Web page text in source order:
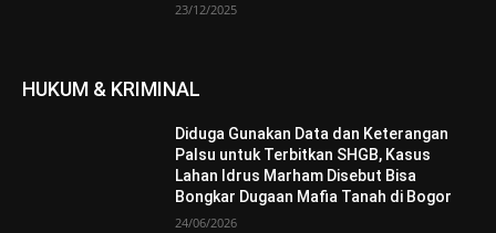
23/12/2025
HUKUM & KRIMINAL
Diduga Gunakan Data dan Keterangan
Palsu untuk Terbitkan SHGB, Kasus
Lahan Idrus Marham Disebut Bisa
Bongkar Dugaan Mafia Tanah di Bogor
24/06/2026